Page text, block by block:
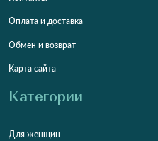
Оплата и доставка
Обмен и возврат
Карта сайта
Категории
Для женщин